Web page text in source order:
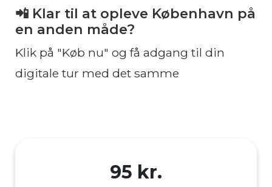
📲 Klar til at opleve København på
en anden måde?
Klik på "Køb nu" og få adgang til din
digitale tur med det samme
95 kr.